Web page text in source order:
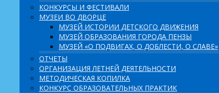
КОНКУРСЫ И ФЕСТИВАЛИ
МУЗЕИ ВО ДВОРЦЕ
МУЗЕЙ ИСТОРИИ ДЕТСКОГО ДВИЖЕНИЯ
МУЗЕЙ ОБРАЗОВАНИЯ ГОРОДА ПЕНЗЫ
МУЗЕЙ «О ПОДВИГАХ, О ДОБЛЕСТИ, О СЛАВЕ»
ОТЧЕТЫ
ОРГАНИЗАЦИЯ ЛЕТНЕЙ ДЕЯТЕЛЬНОСТИ
МЕТОДИЧЕСКАЯ КОПИЛКА
КОНКУРС ОБРАЗОВАТЕЛЬНЫХ ПРАКТИК